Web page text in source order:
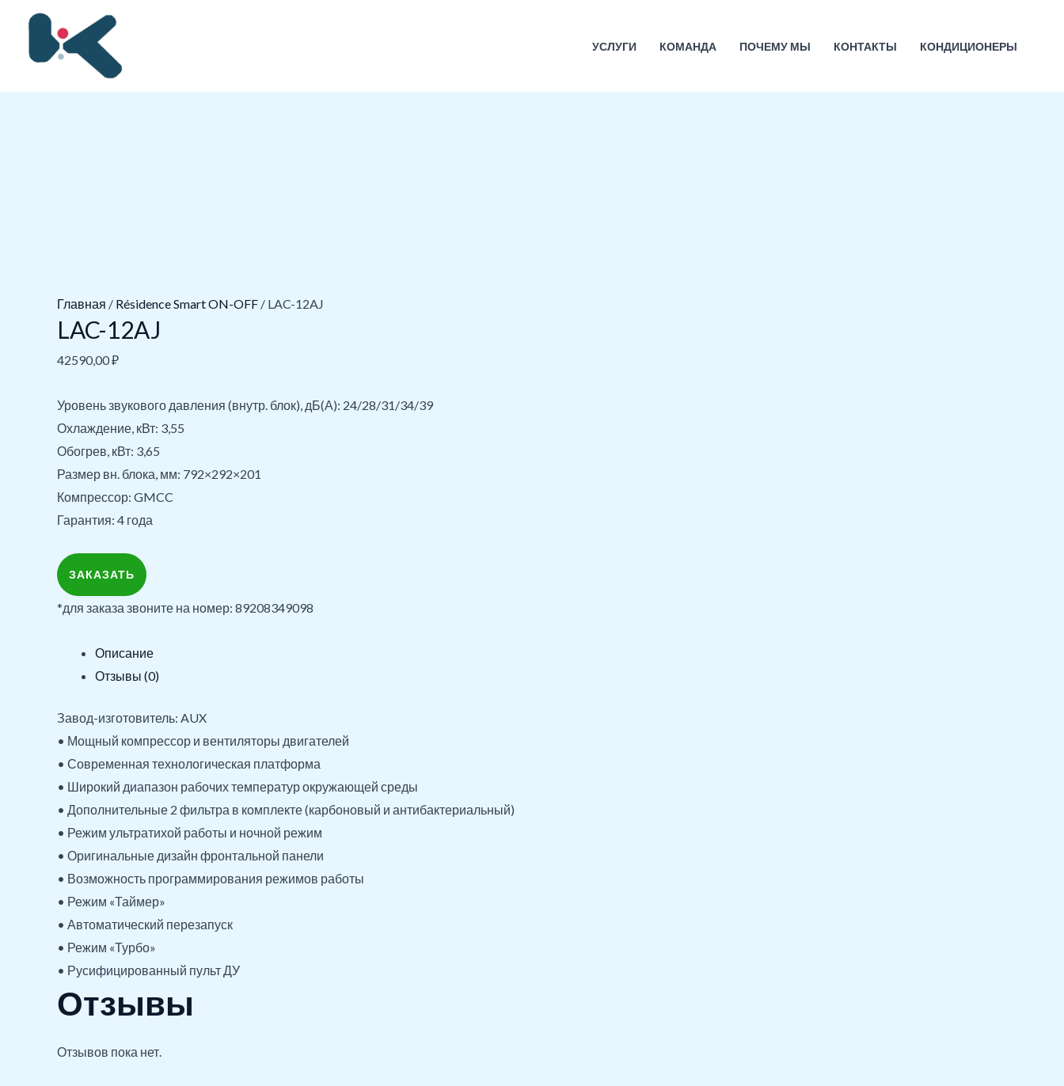
Перейти
содержимому
УСЛУГИ КОМАНДА ПОЧЕМУ МЫ КОНТАКТЫ КОНДИЦИОНЕРЫ
Главная / Résidence Smart ON-OFF / LAC-12AJ
LAC-12AJ
42590,00₽
Уровень звукового давления (внутр. блок), дБ(А): 24/28/31/34/39
Охлаждение, кВт: 3,55
Обогрев, кВт: 3,65
Размер вн. блока, мм: 792×292×201
Компрессор: GMCC
Гарантия: 4 года
ЗАКАЗАТЬ
*для заказа звоните на номер: 89208349098
Описание
Отзывы (0)
Завод-изготовитель: AUX
• Мощный компрессор и вентиляторы двигателей
• Современная технологическая платформа
• Широкий диапазон рабочих температур окружающей среды
• Дополнительные 2 фильтра в комплекте (карбоновый и антибактериальный)
• Режим ультратихой работы и ночной режим
• Оригинальные дизайн фронтальной панели
• Возможность программирования режимов работы
• Режим «Таймер»
• Автоматический перезапуск
• Режим «Турбо»
• Русифицированный пульт ДУ
Отзывы
Отзывов пока нет.